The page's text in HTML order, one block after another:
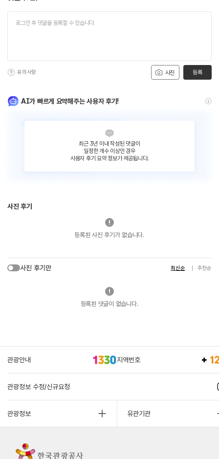
사진
유의사항 등록
AI가 빠르게 요약해주는 사용자 후기!
최근 3년 이내 작성된 댓글이
일정한 개수 이상인 경우
사용자 후기 요약 정보가 제공됩니다.
사진 후기
등록된 사진 후기가 없습니다.
사진 후기만 최신순 추천순
등록된 댓글이 없습니다.
관광안내 지역번호
관광정보 수정/신규요청
관광정보 유관기관